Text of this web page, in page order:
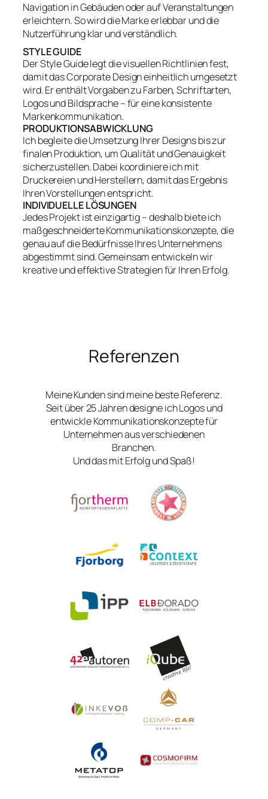
Navigation in Gebäuden oder auf Veranstaltungen
erleichtern. So wird die Marke erlebbar und die
Nutzerführung klar und verständlich.
STYLE GUIDE
Der Style Guide legt die visuellen Richtlinien fest,
damit das Corporate Design einheitlich umgesetzt
wird. Er enthält Vorgaben zu Farben, Schriftarten,
Logos und Bildsprache – für eine konsistente
Markenkommunikation.
PRODUKTIONSABWICKLUNG
Ich begleite die Umsetzung Ihrer Designs bis zur
finalen Produktion, um Qualität und Genauigkeit
sicherzustellen. Dabei koordiniere ich mit
Druckereien und Herstellern, damit das Ergebnis
Ihren Vorstellungen entspricht.
INDIVIDUELLE LÖSUNGEN
Jedes Projekt ist einzigartig – deshalb biete ich
maßgeschneiderte Kommunikationskonzepte, die
genau auf die Bedürfnisse Ihres Unternehmens
abgestimmt sind. Gemeinsam entwickeln wir
kreative und effektive Strategien für Ihren Erfolg.
Referenzen
Meine Kunden sind meine beste Referenz.
Seit über 25 Jahren designe ich Logos und
entwickle Kommunikationskonzepte für
Unternehmen aus verschiedenen
Branchen.
Und das mit Erfolg und Spaß!